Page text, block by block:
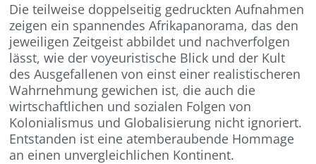
Die teilweise doppelseitig gedruckten Aufnahmen
zeigen ein spannendes Afrikapanorama, das den
jeweiligen Zeitgeist abbildet und nachverfolgen
lässt, wie der voyeuristische Blick und der Kult
des Ausgefallenen von einst einer realistischeren
Wahrnehmung gewichen ist, die auch die
wirtschaftlichen und sozialen Folgen von
Kolonialismus und Globalisierung nicht ignoriert.
Entstanden ist eine atemberaubende Hommage
an einen unvergleichlichen Kontinent.